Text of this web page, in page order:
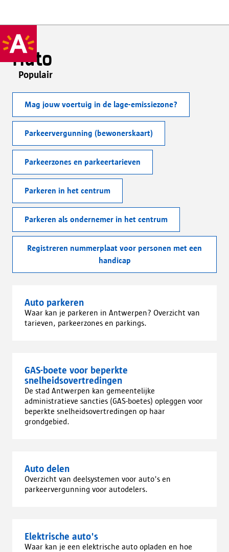
Auto
Populair
Mag jouw voertuig in de lage-emissiezone?
Parkeervergunning (bewonerskaart)
Parkeerzones en parkeertarieven
Parkeren in het centrum
Parkeren als ondernemer in het centrum
Registreren nummerplaat voor personen met een
handicap
Auto parkeren
Waar kan je parkeren in Antwerpen? Overzicht van
tarieven, parkeerzones en parkings.
GAS-boete voor beperkte
snelheidsovertredingen
De stad Antwerpen kan gemeentelijke
administratieve sancties (GAS-boetes) opleggen voor
beperkte snelheidsovertredingen op haar
grondgebied.
Auto delen
Overzicht van deelsystemen voor auto's en
parkeervergunning voor autodelers.
Elektrische auto's
Waar kan je een elektrische auto opladen en hoe